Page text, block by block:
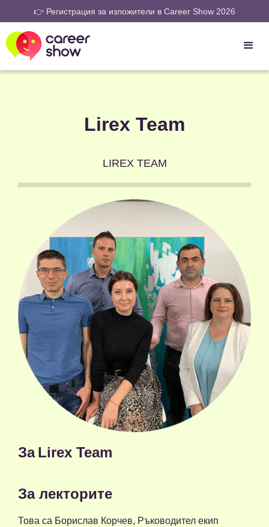
👉 Регистрация за изложители в Career Show 2026
Lirex Team
LIREX TEAM
За Lirex Team
За лекторите
Това са Борислав Корчев, Ръководител екип